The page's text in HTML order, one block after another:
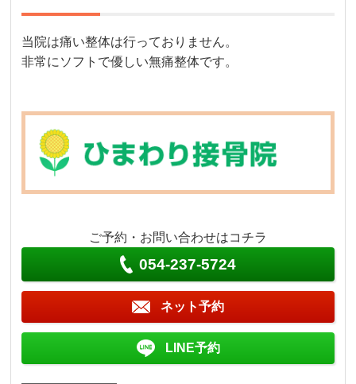
当院は痛い整体は行っておりません。
非常にソフトで優しい無痛整体です。
ご予約・お問い合わせはコチラ
054-237-5724
ネット予約
LINE予約